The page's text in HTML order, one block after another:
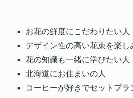
お花の鮮度にこだわりたい人
デザイン性の高い花束を楽し
花の知識も一緒に学びたい人
北海道にお住まいの人
コーヒーが好きでセットプラ